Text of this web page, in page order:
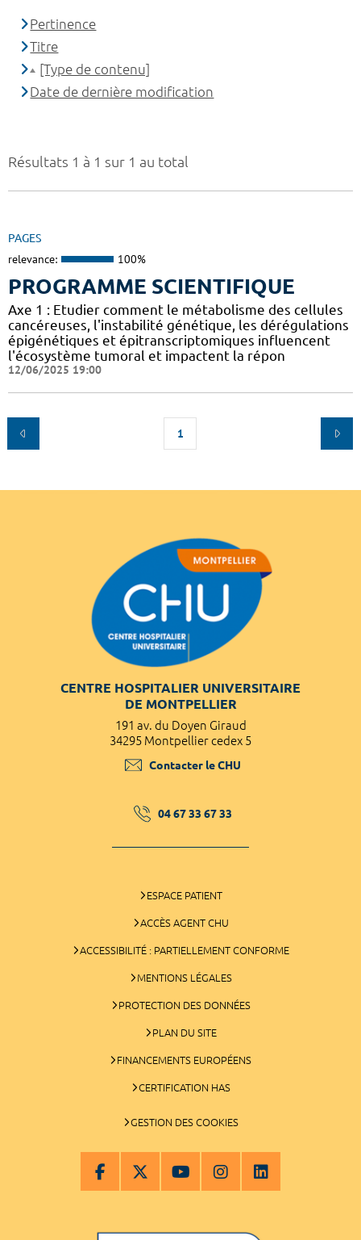
Résultats 1 à 1 sur 1 au total
PAGES
relevance: 100%
PROGRAMME SCIENTIFIQUE
Axe 1 : Etudier comment le métabolisme des cellules
cancéreuses, l'instabilité génétique, les dérégulations
épigénétiques et épitranscriptomiques influencent
l'écosystème tumoral et impactent la répon
12/06/2025 19:00
1
Pertinence
Titre
[Type de contenu]
Date de dernière modification
CENTRE HOSPITALIER UNIVERSITAIRE
DE MONTPELLIER
191 av. du Doyen Giraud
34295 Montpellier cedex 5
Contacter le CHU
04 67 33 67 33
ESPACE PATIENT
ACCÈS AGENT CHU
ACCESSIBILITÉ : PARTIELLEMENT CONFORME
MENTIONS LÉGALES
PROTECTION DES DONNÉES
PLAN DU SITE
FINANCEMENTS EUROPÉENS
CERTIFICATION HAS
GESTION DES COOKIES